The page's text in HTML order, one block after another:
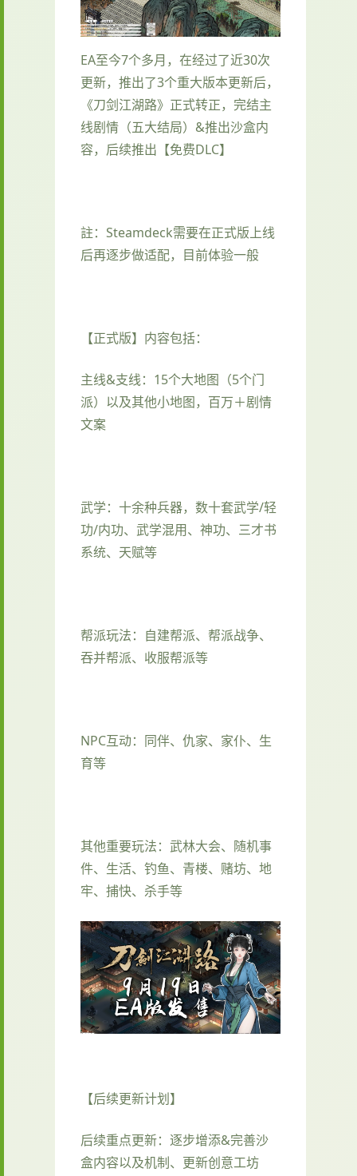
EA至今7个多月，在经过了近30次
更新，推出了3个重大版本更新后，
《刀剑江湖路》正式转正，完结主
线剧情（五大结局）&推出沙盒内
容，后续推出【免费DLC】
註：Steamdeck需要在正式版上线
后再逐步做适配，目前体验一般
【正式版】内容包括：
主线&支线：15个大地图（5个门
派）以及其他小地图，百万＋剧情
文案
武学：十余种兵器，数十套武学/轻
功/内功、武学混用、神功、三才书
系统、天赋等
帮派玩法：自建帮派、帮派战争、
吞并帮派、收服帮派等
NPC互动：同伴、仇家、家仆、生
育等
其他重要玩法：武林大会、随机事
件、生活、钓鱼、青楼、赌坊、地
牢、捕快、杀手等
【后续更新计划】
后续重点更新：逐步增添&完善沙
盒内容以及机制、更新创意工坊